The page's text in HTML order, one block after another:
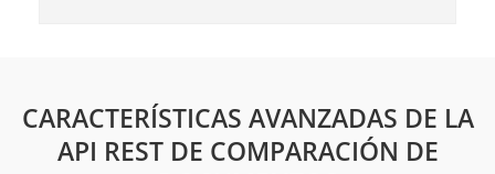
CARACTERÍSTICAS AVANZADAS DE LA
API REST DE COMPARACIÓN DE